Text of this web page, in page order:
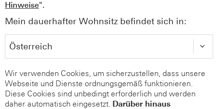
Hinweise".
Mein dauerhafter Wohnsitz befindet sich in:
Wir verwenden Cookies, um sicherzustellen, dass unsere
Webseite und Dienste ordnungsgemäß funktionieren.
Diese Cookies sind unbedingt erforderlich und werden
daher automatisch eingesetzt. Darüber hinaus